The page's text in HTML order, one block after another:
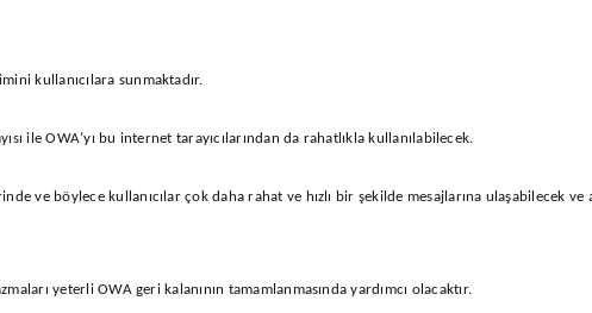
kullanıcılara sunmaktadır.
ile OWA’yı bu internet tarayıcılarından da rahatlıkla kullanılabilecek.
ve böylece kullanıcılar çok daha rahat ve hızlı bir şekilde mesajlarına ulaşabilecek ve
yeterli OWA geri kalanının tamamlanmasında yardımcı olacaktır.